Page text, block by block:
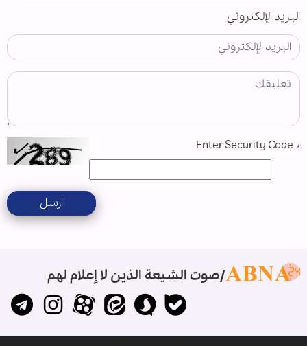
البريد الإلكتروني
*
ارسل
صوت الشيعة الذين لا إعلام لهم